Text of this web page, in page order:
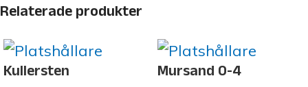
Relaterade produkter
Kullersten Mursand 0-4